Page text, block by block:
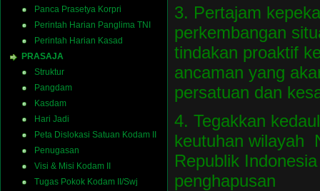
Panca Prasetya Korpri
Perintah Harian Panglima TNI
Perintah Harian Kasad
PRASAJA
Struktur
Pangdam
Kasdam
Hari Jadi
Peta Dislokasi Satuan Kodam II
Penugasan
Visi & Misi Kodam II
Tugas Pokok Kodam II/Swj
3. Pertajam
perkembangan
tindakan proaktif
ancaman yang
persatuan dan
4. Tegakkan
keutuhan wilayah
Republik Indonesia
penghapusan